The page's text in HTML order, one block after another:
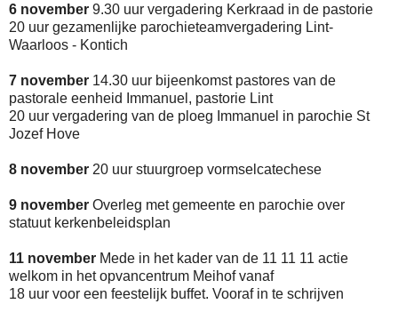
6 november 9.30 uur vergadering Kerkraad in de pastorie
20 uur gezamenlijke parochieteamvergadering Lint-
Waarloos - Kontich
7 november 14.30 uur bijeenkomst pastores van de
pastorale eenheid Immanuel, pastorie Lint
20 uur vergadering van de ploeg Immanuel in parochie St
Jozef Hove
8 november 20 uur stuurgroep vormselcatechese
9 november Overleg met gemeente en parochie over
statuut kerkenbeleidsplan
11 november Mede in het kader van de 11 11 11 actie
welkom in het opvancentrum Meihof vanaf
18 uur voor een feestelijk buffet. Vooraf in te schrijven